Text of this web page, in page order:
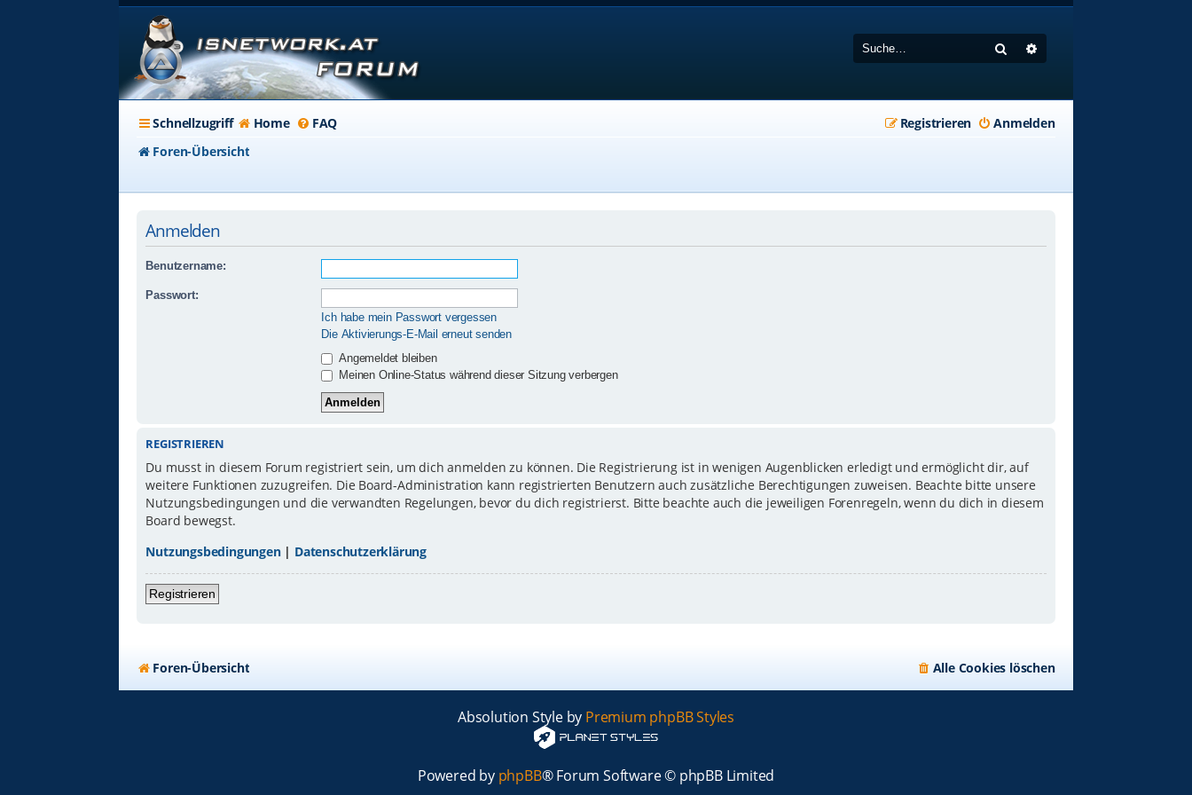
Suche
Schnellzugriff Home FAQ Anmelden
Registrieren
Foren-Übersicht
Anmelden
Benutzername:
Passwort:
Ich habe mein Passwort vergessen
Die Aktivierungs-E-Mail erneut senden
Angemeldet bleiben
Meinen Online-Status während dieser Sitzung verbergen
REGISTRIEREN
Du musst in diesem Forum registriert sein, um dich anmelden zu können. Die Registrierung ist in wenigen Augenblicken erledigt und ermöglicht dir, auf
weitere Funktionen zuzugreifen. Die Board-Administration kann registrierten Benutzern auch zusätzliche Berechtigungen zuweisen. Beachte bitte unsere
Nutzungsbedingungen und die verwandten Regelungen, bevor du dich registrierst. Bitte beachte auch die jeweiligen Forenregeln, wenn du dich in diesem
Board bewegst.
Nutzungsbedingungen| Datenschutzerklärung
Registrieren
Foren-Übersicht Alle Cookies löschen
Absolution Style by Premium phpBB Styles
Powered by phpBB® Forum Software © phpBB Limited